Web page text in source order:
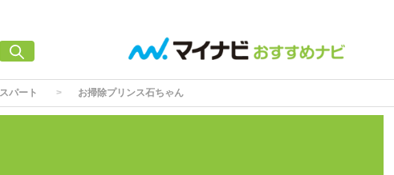
パート お掃除プリンス石ちゃん